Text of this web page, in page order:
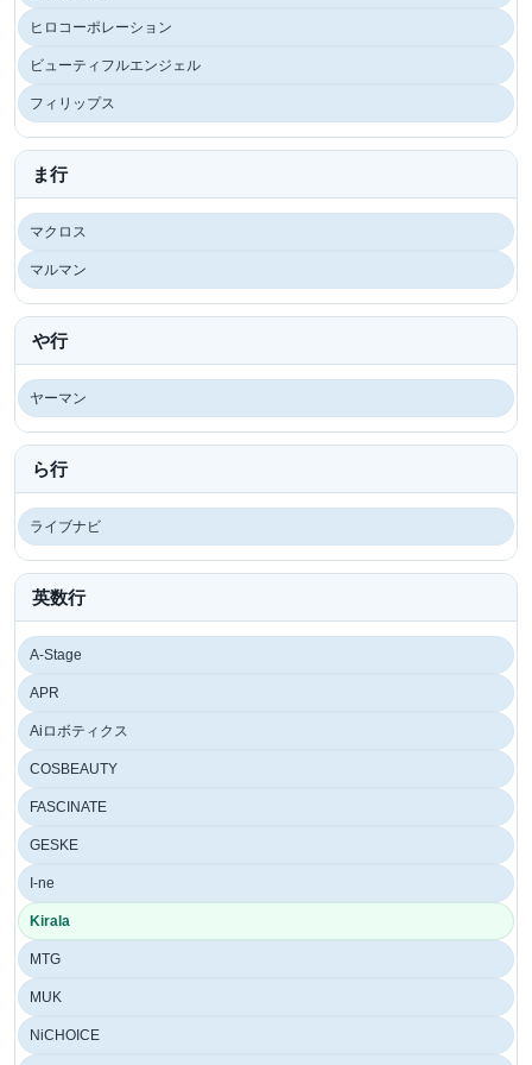
ヒロコーポレーション
ビューティフルエンジェル
フィリップス
ま行
マクロス
マルマン
や行
ヤーマン
ら行
ライブナビ
英数行
A-Stage
APR
Aiロボティクス
COSBEAUTY
FASCINATE
GESKE
I-ne
Kirala
MTG
MUK
NiCHOICE